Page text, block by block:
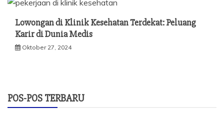
Lowongan di Klinik Kesehatan Terdekat: Peluang
Karir di Dunia Medis
Oktober 27, 2024
POS-POS TERBARU